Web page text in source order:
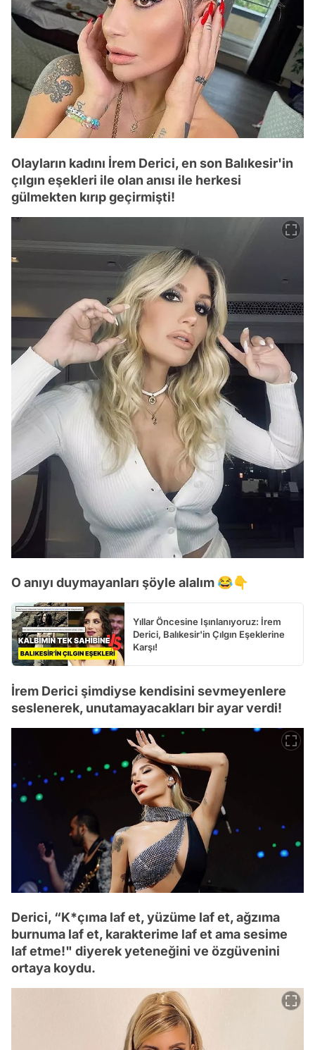
Olayların kadını İrem Derici, en son Balıkesir'in
çılgın eşekleri ile olan anısı ile herkesi
gülmekten kırıp geçirmişti!
O anıyı duymayanları şöyle alalım 😂👇
Yıllar Öncesine Işınlanıyoruz: İrem
Derici, Balıkesir'in Çılgın Eşeklerine
Karşı!
İrem Derici şimdiyse kendisini sevmeyenlere
seslenerek, unutamayacakları bir ayar verdi!
Derici, “K*çıma laf et, yüzüme laf et, ağzıma
burnuma laf et, karakterime laf et ama sesime
laf etme!" diyerek yeteneğini ve özgüvenini
ortaya koydu.